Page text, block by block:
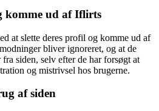
komme ud af Iflirts
at slette deres profil og komme ud af
bliver ignoreret, og at de
siden, selv efter de har forsøgt at
og mistrivsel hos brugerne.
af siden